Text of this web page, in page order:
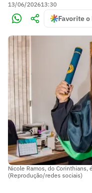
13/06/202613:30
Favorite o
Nicole Ramos, do Corinthians,
(Reprodução/redes sociais)